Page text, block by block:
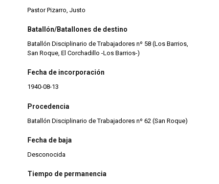
Pastor Pizarro, Justo
Batallón/Batallones de destino
Batallón Disciplinario de Trabajadores nº 58 (Los Barrios,
San Roque, El Corchadillo -Los Barrios-)
Fecha de incorporación
1940-08-13
Procedencia
Batallón Disciplinario de Trabajadores nº 62 (San Roque)
Fecha de baja
Desconocida
Tiempo de permanencia